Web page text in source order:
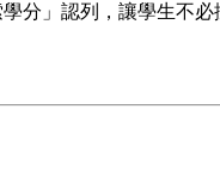
分」認列，讓學生不